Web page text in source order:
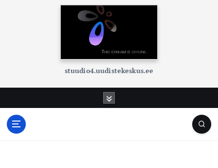
stuudio4.uudistekeskus.ee